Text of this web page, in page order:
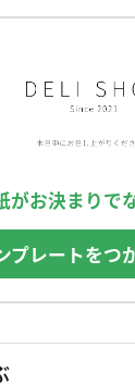
がお決まりで
プレートをつ